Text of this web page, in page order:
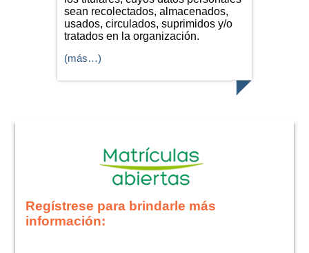
sean recolectados, almacenados,
usados, circulados, suprimidos y/o
tratados en la organización.
(más…)
Regístrese para brindarle más
información: